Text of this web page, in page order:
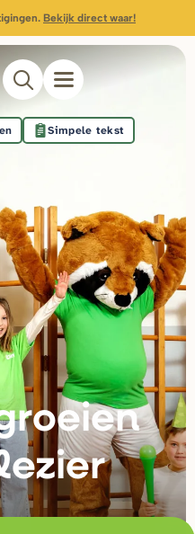
Bekijk direct waar!
roeien
r
Simpele tekst